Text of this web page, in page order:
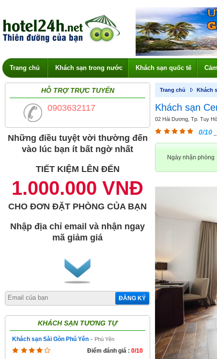
Trang chủ Khách sạn trong nước Khách sạn quốc tế
HỖ TRỢ TRỰC TUYẾN
0903632117
Những điều tuyệt vời thường đến
vào lúc bạn ít bất ngờ nhất
TIẾT KIỆM LÊN ĐẾN
1.000.000 VNĐ
CHO ĐƠN ĐẶT PHÒNG CỦA BẠN
Nhập địa chỉ email và nhận ngay
mã giảm giá
ĐĂNG KÝ
KHÁCH SẠN TƯƠNG TỰ
Khách sạn Sài Gòn Phú Yên - Phú Yên
Điểm đánh giá : 0/10
Trang chủ Khách
Khách sạn
02 Hải Dương, Tp. Tuy
0/10
Ngày nhận phòng